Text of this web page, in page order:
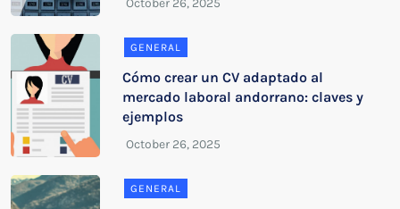
GENERAL
Cómo crear un CV adaptado al
mercado laboral andorrano: claves y
ejemplos
GENERAL